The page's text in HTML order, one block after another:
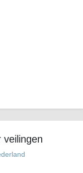
veilingen